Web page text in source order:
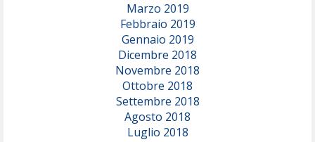
Marzo 2019
Febbraio 2019
Gennaio 2019
Dicembre 2018
Novembre 2018
Ottobre 2018
Settembre 2018
Agosto 2018
Luglio 2018